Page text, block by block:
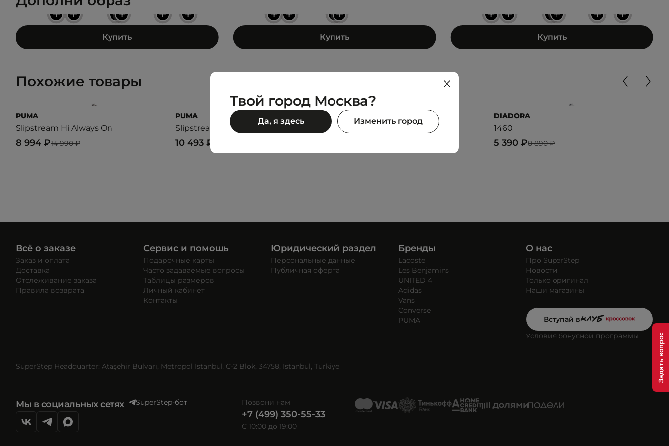
+
+
+ + +
+
Купить
+
+ +
+
Купить
+
+
+ + +
+
Купить
Похожие товары
PUMA
Slipstream Hi Always On
14 990 ₽
8 994 ₽
PUMA
Slipstream Hi Heritage
10 493 ₽
REEBOK
BB 4000 II
DIADORA
1460
8 890 ₽
5 390 ₽
Всё о заказе
Заказ и оплата
Доставка
Отслеживание заказа
Правила возврата
Сервис и помощь
Подарочные карты
Часто задаваемые вопросы
Таблицы размеров
Личный кабинет
Контакты
Юридический раздел
Персональные данные
Публичная оферта
Бренды
Lacoste
Les Benjamins
UNITED 4
Adidas
Vans
Converse
PUMA
О нас
Про SuperStep
Новости
Только оригинал
Наши магазины
Вступай в
Условия бонусной программы
SuperStep Headquarter: Ataşehir Bulvarı, Metropol İstanbul, C-2 Blok, 34758, İstanbul, Türkiye
Мы в социальных сетях SuperStep-бот Позвони нам
+7 (499) 350-55-33
C 10:00 до 19:00
Твой город Москва?
Да, я здесь Изменить город